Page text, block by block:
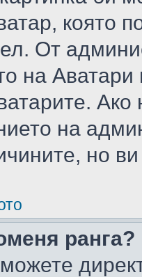
която
От
на
на
но
ранга?